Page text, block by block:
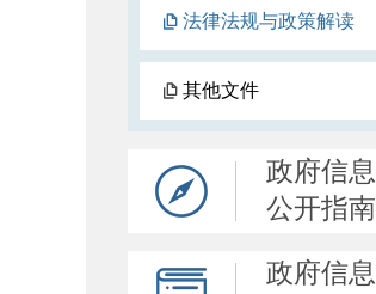
法律法规与政策解读
其他文件
政府信息
公开指南
政府信息